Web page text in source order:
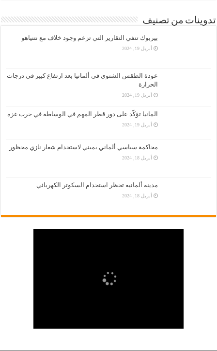
تدوينات من تصنيف
بيربوك تنفي التقارير التي تزعم وجود خلاف مع نتنياهو
أبريل 19, 2024
عودة الطقس الشتوي في ألمانيا بعد ارتفاع كبير في درجات
الحرارة
أبريل 19, 2024
المانيا تؤكّد على دور قطر المهم في الوساطة في حرب غزة
أبريل 19, 2024
محاكمة سياسي ألماني يميني لاستخدام شعار نازي محظور
أبريل 18, 2024
مدينة ألمانية تحظر استخدام السكوتر الكهربائي
أبريل 18, 2024